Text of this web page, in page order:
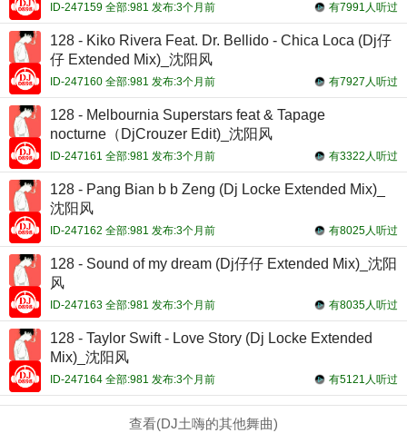
有7991人听过
ID-247159 全部:981 发布:3个月前
128 - Kiko Rivera Feat. Dr. Bellido - Chica Loca (Dj仔
仔 Extended Mix)_沈阳风
有7927人听过
ID-247160 全部:981 发布:3个月前
128 - Melbournia Superstars feat & Tapage
nocturne（DjCrouzer Edit)_沈阳风
有3322人听过
ID-247161 全部:981 发布:3个月前
128 - Pang Bian b b Zeng (Dj Locke Extended Mix)_
沈阳风
有8025人听过
ID-247162 全部:981 发布:3个月前
128 - Sound of my dream (Dj仔仔 Extended Mix)_沈阳
风
有8035人听过
ID-247163 全部:981 发布:3个月前
128 - Taylor Swift - Love Story (Dj Locke Extended
Mix)_沈阳风
有5121人听过
ID-247164 全部:981 发布:3个月前
查看(DJ土嗨的其他舞曲)